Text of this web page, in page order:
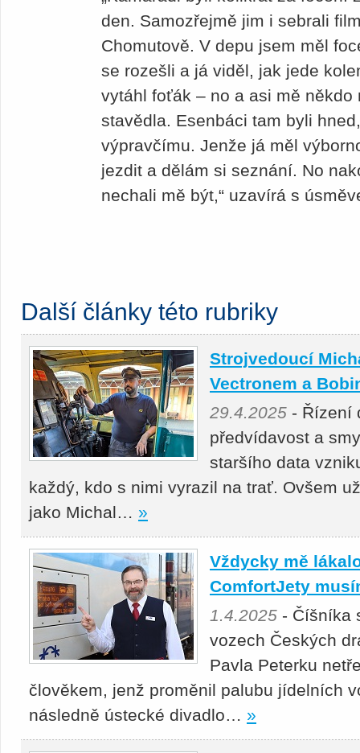
den. Samozřejmě jim i sebrali
Chomutově. V depu jsem měl
se rozešli a já viděl, jak jede
vytáhl foťák – no a asi mě někdo
stavědla. Esenbáci tam byli
výpravčímu. Jenže já měl
jezdit a dělám si seznání. No
nechali mě být,“ uzavírá s
Další články této rubriky
Strojvedoucí
Vectronem a
29.4.2025 - Řízení
předvídavost a
staršího data
každý, kdo s nimi vyrazil na trať. Ovšem
jako Michal… »
Vždycky mě
ComfortJety
1.4.2025 - Číšníka
vozech Českých
Pavla Peterku
člověkem, jenž proměnil palubu jídelních
následně ústecké divadlo… »